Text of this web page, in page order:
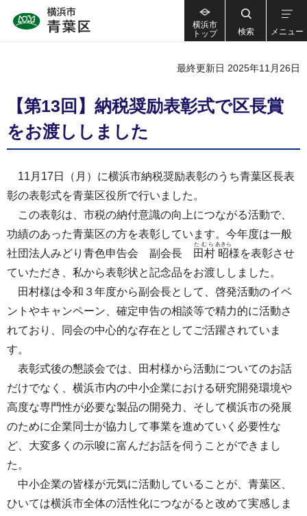
横浜市
トップ
検索 メニュー
最終更新日 2025年11月26日
【第13回】納税奨励表彰式で区長賞
をお渡ししました
11月17日（月）に横浜市納税奨励表彰のうち青葉区長表
彰の表彰式を青葉区役所で行いました。
この表彰は、市税の納付意識の向上につながる活動で、
功績のあった青葉区の方を表彰しています。今年度は一般
社団法人みどり青色申告会 副会長
田村
たむら
昭
あきら
様を表彰させ
ていただき、私から表彰状と記念品をお渡ししました。
田村様は令和３年度から副会長として、啓発活動のイベ
ントやキャンペーン、確定申告の相談等で精力的に活動さ
れており、同会の中心的な存在としてご活躍されていま
す。
表彰式後の懇談会では、田村様から活動についてのお話
だけでなく、横浜市内の中小企業における研究開発環境や
高度な専門性が必要な製品の開発力、そして横浜市の発展
のために企業同士が協力して事業を進めていく必要性な
ど、大変多くの示唆に富んだお話を伺うことができまし
た。
中小企業の皆様が元気に活動していることが、青葉区、
ひいては横浜市全体の活性化につながると改めて実感しま